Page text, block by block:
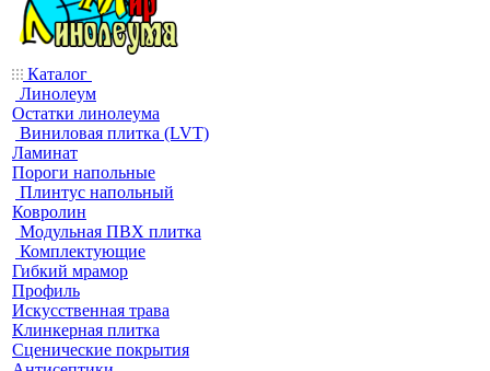
Каталог
Линолеум
Остатки линолеума
Виниловая плитка (LVT)
Ламинат
Пороги напольные
Плинтус напольный
Ковролин
Модульная ПВХ плитка
Комплектующие
Гибкий мрамор
Профиль
Искусственная трава
Клинкерная плитка
Сценические покрытия